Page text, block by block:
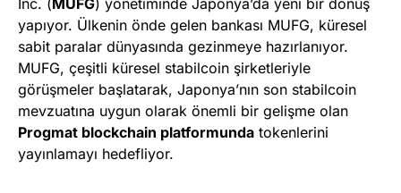
yapıyor. Ülkenin önde gelen bankası MUFG, küresel
sabit paralar dünyasında gezinmeye hazırlanıyor.
MUFG, çeşitli küresel stabilcoin şirketleriyle
görüşmeler başlatarak, Japonya’nın son stabilcoin
mevzuatına uygun olarak önemli bir gelişme olan
Progmat blockchain platformunda tokenlerini
yayınlamayı hedefliyor.